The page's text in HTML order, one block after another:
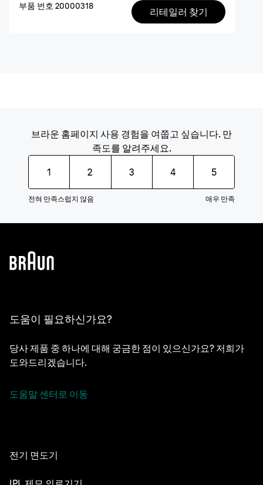
부품 번호 20000318 리테일러 찾기
브라운 홈페이지 사용 경험을 여쭙고 싶습니다. 만
족도를 알려주세요.
1 2 3 4 5
전혀 만족스럽지 않음 매우 만족
도움이 필요하신가요?
당사 제품 중 하나에 대해 궁금한 점이 있으신가요? 저희가
도와드리겠습니다.
도움말 센터로 이동
전기 면도기
NEVO